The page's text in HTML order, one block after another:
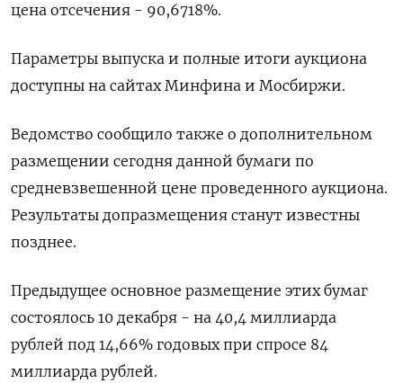
цена ⁠отсечения - 90,6718%.
Параметры ‍выпуска и полные итоги аукциона
‌доступны на сайтах Минфина и Мосбиржи.
Ведомство сообщило также о дополнительном
размещении сегодня данной бумаги по
средневзвешенной цене проведенного аукциона.
Результаты допразмещения станут ‍известны
‍позднее.
Предыдущее основное размещение этих бумаг
состоялось 10 декабря - ‍на 40,4 миллиарда
рублей под 14,66% ⁠годовых при спросе 84
миллиарда рублей.